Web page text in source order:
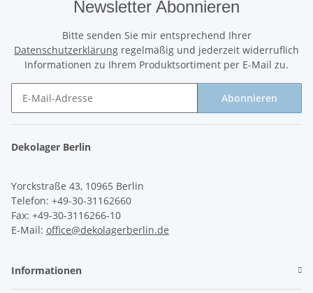
Newsletter Abonnieren
Bitte senden Sie mir entsprechend Ihrer
Datenschutzerklärung regelmäßig und jederzeit widerruflich
Informationen zu Ihrem Produktsortiment per E-Mail zu.
Abonnieren
Dekolager Berlin
Yorckstraße 43, 10965 Berlin
Telefon: +49-30-31162660
Fax: +49-30-3116266-10
E-Mail: office@dekolagerberlin.de
Informationen